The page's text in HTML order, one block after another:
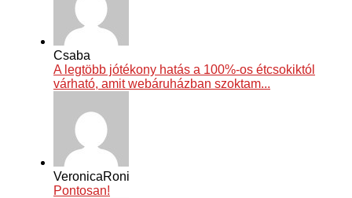
Csaba
A legtöbb jótékony hatás a 100%-os étcsokiktól
várható, amit webáruházban szoktam...
VeronicaRoni
Pontosan!